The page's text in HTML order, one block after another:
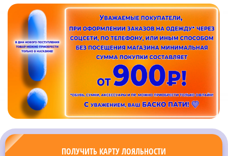
ПОЛУЧИТЬ КАРТУ ЛОЯЛЬНОСТИ